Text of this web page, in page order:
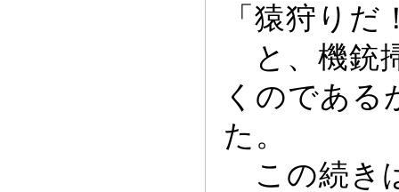
「猿狩りだ
と、機銃
くのである
た。
この続き